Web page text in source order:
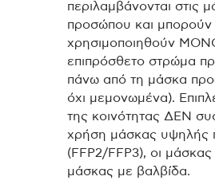
περιλαμβάνονται στις
προσώπου και μπορούν
χρησιμοποιηθούν
επιπρόσθετο στρώμα
πάνω από τη μάσκα
όχι μεμονωμένα).
της κοινότητας ΔΕΝ
χρήση μάσκας υψηλής
(FFP2/FFP3), οι μάσκας
μάσκας με βαλβίδα.